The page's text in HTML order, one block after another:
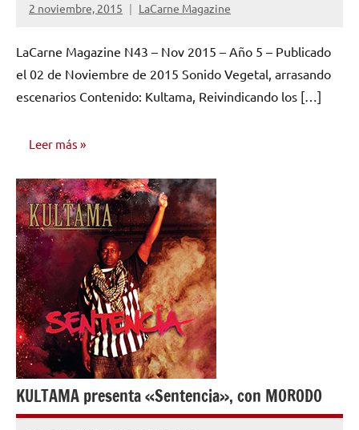
2 noviembre, 2015 LaCarne Magazine
No
comentarios
LaCarne Magazine N43 – Nov 2015 – Año 5 – Publicado
el 02 de Noviembre de 2015 Sonido Vegetal, arrasando
escenarios Contenido: Kultama, Reivindicando los […]
Leer más
NÚMEROS
PUBLICADOS
KULTAMA presenta «Sentencia», con MORODO